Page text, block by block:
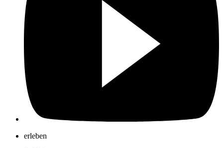
erleben